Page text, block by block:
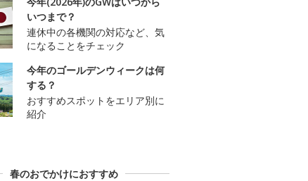
いつまで？
連休中の各機関の対応など、気
になることをチェック
今年のゴールデンウィークは何
する？
おすすめスポットをエリア別に
紹介
春のおでかけにおすすめ